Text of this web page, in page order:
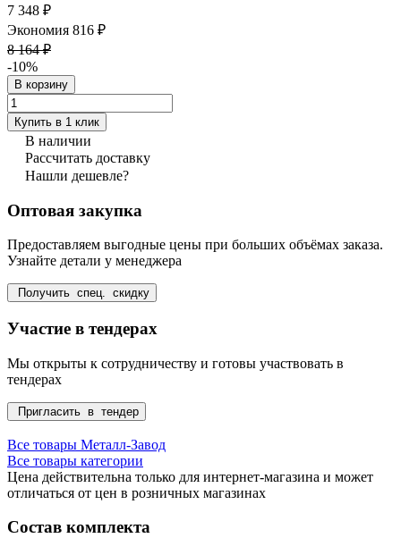
7 348 ₽
Экономия 816 ₽
8 164 ₽
-10%
В корзину
Купить в 1 клик
В наличии
Рассчитать доставку
Нашли дешевле?
Оптовая закупка
Предоставляем выгодные цены при больших объёмах заказа.
Узнайте детали у менеджера
Получить спец. скидку
Участие в тендерах
Мы открыты к сотрудничеству и готовы участвовать в
тендерах
Пригласить в тендер
Все товары Металл-Завод
Все товары категории
Цена действительна только для интернет-магазина и может
отличаться от цен в розничных магазинах
Состав комплекта